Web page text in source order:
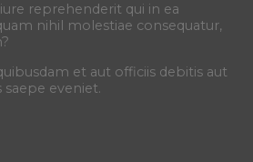
reprehenderit qui in ea
nihil molestiae consequatur,
et aut officiis debitis aut
eveniet.